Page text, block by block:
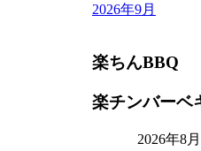
2026年9月
楽ちんBBQ
楽チンバーベ
2026年8月